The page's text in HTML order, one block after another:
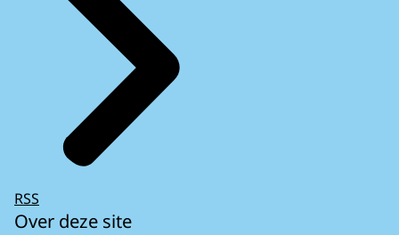
RSS
Over deze site